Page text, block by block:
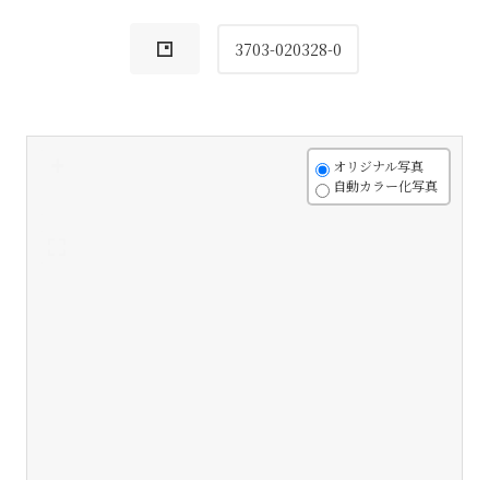
3703-020328-0
オリジナル写真
自動カラー化写真